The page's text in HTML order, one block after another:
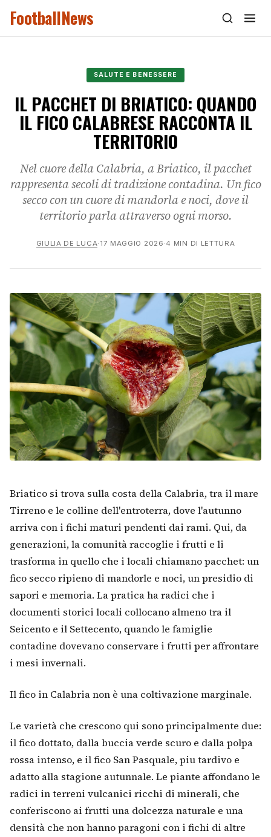
FootballNews
SALUTE E BENESSERE
IL PACCHET DI BRIATICO: QUANDO
IL FICO CALABRESE RACCONTA IL
TERRITORIO
Nel cuore della Calabria, a Briatico, il pacchet
rappresenta secoli di tradizione contadina. Un fico
secco con un cuore di mandorla e noci, dove il
territorio parla attraverso ogni morso.
GIULIA DE LUCA· 17 MAGGIO 2026 ·4 MIN DI LETTURA
Briatico si trova sulla costa della Calabria, tra il mare
Tirreno e le colline dell'entroterra, dove l'autunno
arriva con i fichi maturi pendenti dai rami. Qui, da
generazioni, la comunità raccoglie i frutti e li
trasforma in quello che i locali chiamano pacchet: un
fico secco ripieno di mandorle e noci, un presidio di
sapori e memoria. La pratica ha radici che i
documenti storici locali collocano almeno tra il
Seicento e il Settecento, quando le famiglie
contadine dovevano conservare i frutti per affrontare
i mesi invernali.
Il fico in Calabria non è una coltivazione marginale.
Le varietà che crescono qui sono principalmente due:
il fico dottato, dalla buccia verde scuro e dalla polpa
rossa intenso, e il fico San Pasquale, piu tardivo e
adatto alla stagione autunnale. Le piante affondano le
radici in terreni vulcanici ricchi di minerali, che
conferiscono ai frutti una dolcezza naturale e una
densità che non hanno paragoni con i fichi di altre